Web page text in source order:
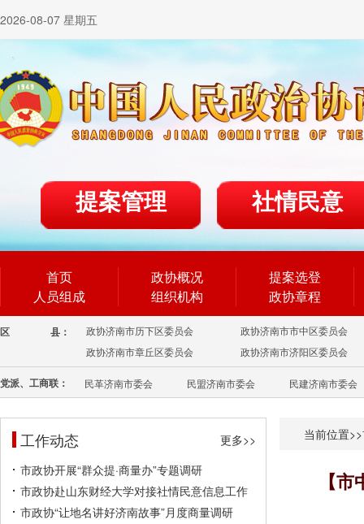
2026-08-07 星期五
提案管理 社情民意
首页
人员组成
政协概况
组织机构
提案选登
政协章程
区 县： 政协济南市历下区委员会
政协济南市市中区委员会
政协济南市章丘区委员会
政协济南市济阳区委员会
党派、工商联： 民革济南市委会 民盟济南市委会 民建济南市委会
工作动态
更多>>
市政协开展“群众提·商量办”专题调研
市政协赴山东财经大学对接社情民意信息工作
市政协“让地名讲好济南故事”月度商量调研
当前位置>>
【